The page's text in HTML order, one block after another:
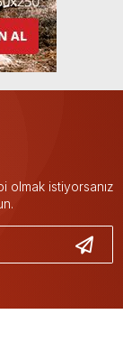
olmak istiyorsanız